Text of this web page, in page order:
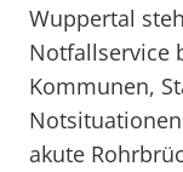
Wuppertal
Notfallservice
Kommunen,
akute